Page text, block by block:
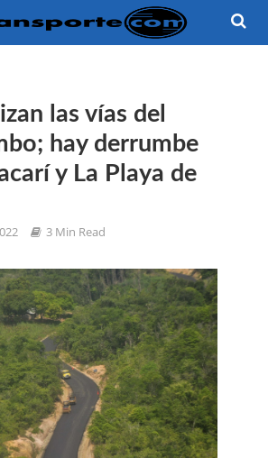
las vías del
hay derrumbe
y La Playa de
3 Min Read